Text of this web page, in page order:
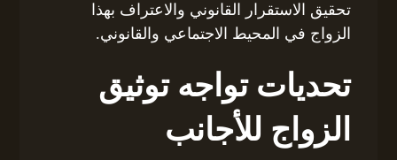
تحقيق الاستقرار القانوني والاعتراف بهذا
الزواج في المحيط الاجتماعي والقانوني.
تحديات تواجه توثيق
الزواج للأجانب